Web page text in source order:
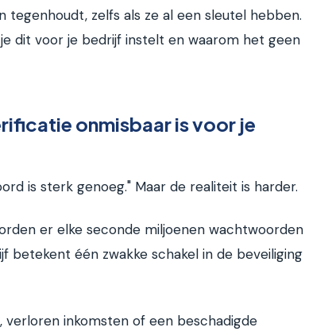
tegenhoudt, zelfs als ze al een sleutel hebben.
dit voor je bedrijf instelt en waarom het geen
onmisbaar is voor je
is sterk genoeg." Maar de realiteit is harder.
er elke seconde miljoenen wachtwoorden
betekent één zwakke schakel in de beveiliging
verloren inkomsten of een beschadigde